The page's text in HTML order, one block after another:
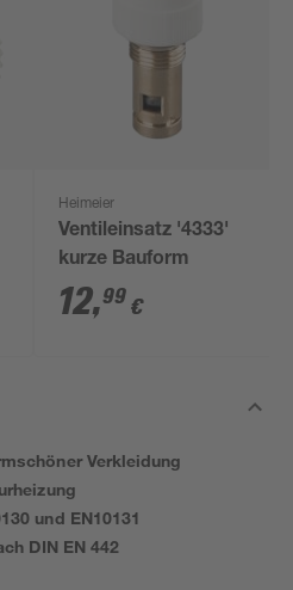
Heimeier
Ventileinsatz '4333'
kurze Bauform
12,99 €
Verkleidung
und EN10131
DIN EN 442